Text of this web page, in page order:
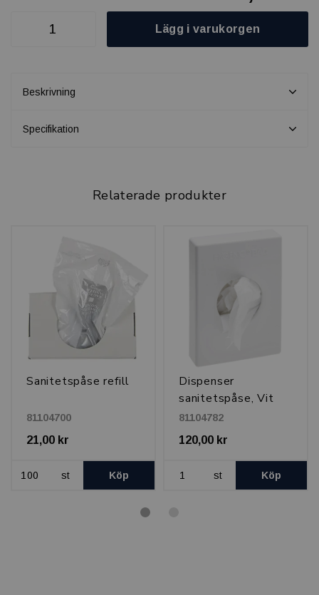
Lägg i varukorgen
Beskrivning
Specifikation
Relaterade produkter
Sanitetspåse refill
81104700
21,00 kr
st Köp
Dispenser
sanitetspåse, Vit
81104782
120,00 kr
st Köp